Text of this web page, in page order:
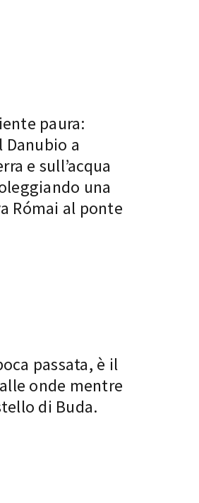
paura:
a
e sull’acqua
una
Római al ponte
passata, è il
onde mentre
di Buda.